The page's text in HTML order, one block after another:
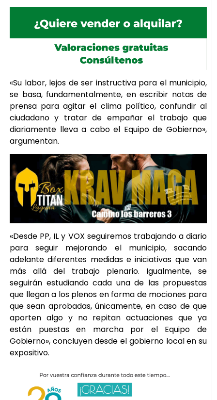
«Su labor, lejos de ser instructiva para el municipio,
se basa, fundamentalmente, en escribir notas de
prensa para agitar el clima político, confundir al
ciudadano y tratar de empañar el trabajo que
diariamente lleva a cabo el Equipo de Gobierno»,
argumentan.
«Desde PP, IL y VOX seguiremos trabajando a diario
para seguir mejorando el municipio, sacando
adelante diferentes medidas e iniciativas que van
más allá del trabajo plenario. Igualmente, se
seguirán estudiando cada una de las propuestas
que llegan a los plenos en forma de mociones para
que sean aprobadas, únicamente, en caso de que
aporten algo y no repitan actuaciones que ya
están puestas en marcha por el Equipo de
Gobierno», concluyen desde el gobierno local en su
expositivo.